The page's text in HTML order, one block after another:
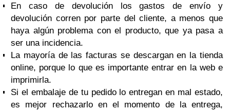
En caso de devolución los gastos de envío y
devolución corren por parte del cliente, a menos que
haya algún problema con el producto, que ya pasa a
ser una incidencia.
La mayoría de las facturas se descargan en la tienda
online, porque lo que es importante entrar en la web e
imprimirla.
Si el embalaje de tu pedido lo entregan en mal estado,
es mejor rechazarlo en el momento de la entrega,